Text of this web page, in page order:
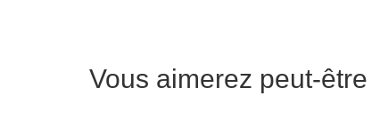
Vous aimerez peut-être